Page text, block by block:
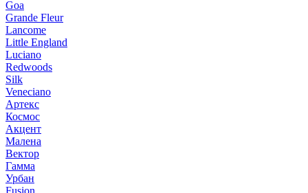
Goa
Grande Fleur
Lancome
Little England
Luciano
Redwoods
Silk
Veneciano
Артекс
Космос
Акцент
Малена
Вектор
Гамма
Урбан
Fusion